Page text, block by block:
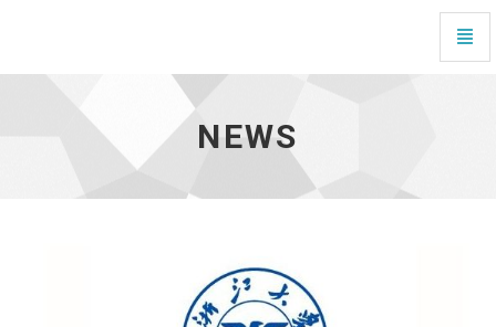
NEWS